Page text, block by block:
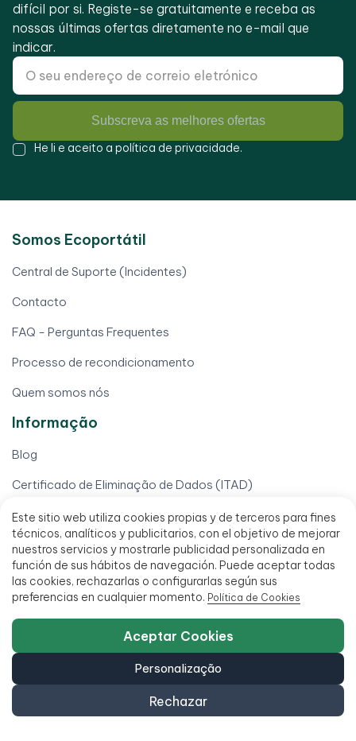
difícil por si. Registe-se gratuitamente e receba as
nossas últimas ofertas diretamente no e-mail que
indicar.
Subscreva as melhores ofertas
He li e aceito a política de privacidade.
Este sitio web utiliza cookies propias y de terceros para fines
técnicos, analíticos y publicitarios, con el objetivo de mejorar
nuestros servicios y mostrarle publicidad personalizada en
función de sus hábitos de navegación. Puede aceptar todas
las cookies, rechazarlas o configurarlas según sus
preferencias en cualquier momento. Política de Cookies
Rechazar
Personalização
Aceptar Cookies
Somos Ecoportátil
Central de Suporte (Incidentes)
Contacto
FAQ - Perguntas Frequentes
Processo de recondicionamento
Quem somos nós
Informação
Blog
Certificado de Eliminação de Dados (ITAD)
Computadores Black Friday
Computadores para escolas
Conta de distribuição para profissionais
Venda o seu telemóvel
Venda seu computador
A tua conta